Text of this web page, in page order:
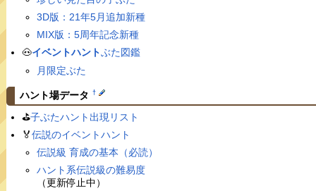
3D版：21年5月追加新種
MIX版：5周年記念新種
🐽イベントハントぶた図鑑
月限定ぶた
ハント場データ †
⛳️子ぶたハント出現リスト
🏅伝説のイベントハント
伝説級 育成の基本（必読）
ハント系伝説級の難易度
（更新停止中）